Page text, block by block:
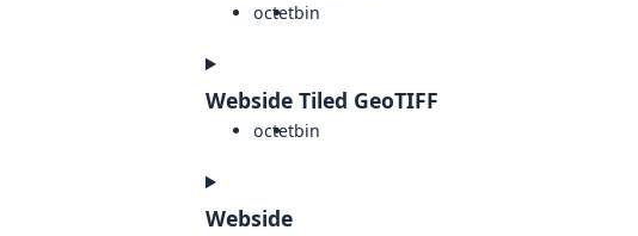
octetbin
Webside Tiled GeoTIFF
octetbin
Webside